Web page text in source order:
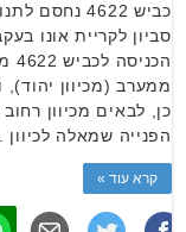
כביש 4622
סביון לקריית אונו
ממערב (מכיוון
כן, לבאים מכיוון
הפנייה שמאלה לכיוון
קרא עוד »